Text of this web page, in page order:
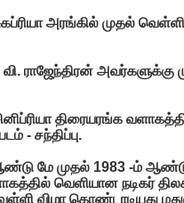
அரங்கில் முதல்
ராஜேந்திரன் அவர்களுக்கு
திரையரங்க
- சந்திப்பு.
மே முதல் 1983 -ம்
வெளியான நடிகர்
விழா கொண்டாடியது